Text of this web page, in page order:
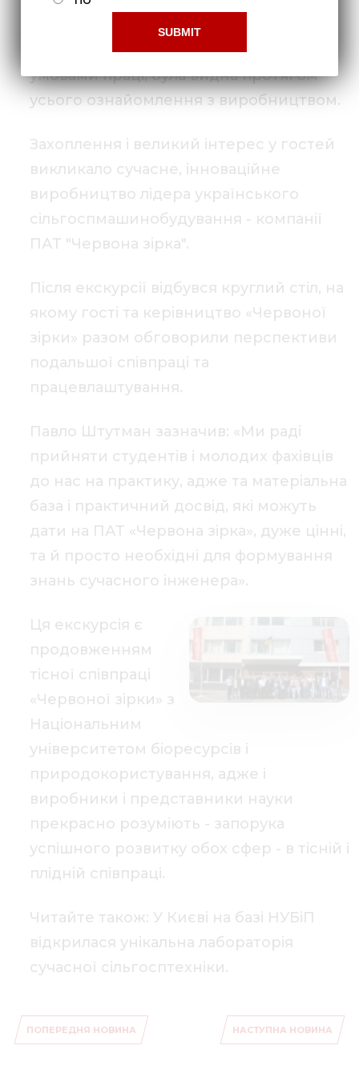
всьому - від початкових етапів
виробництва, обладнання, закінчуючи
умовами праці, була видна протягом
усього ознайомлення з виробництвом.
Захоплення і великий інтерес у гостей
викликало сучасне, інноваційне
виробництво лідера українського
сільгоспмашинобудування - компанії
ПАТ "Червона зірка".
Після екскурсії відбувся круглий стіл, на
якому гості та керівництво «Червоної
зірки» разом обговорили перспективи
подальшої співпраці та
працевлаштування.
Павло Штутман зазначив: «Ми раді
прийняти студентів і молодих фахівців
до нас на практику, адже та матеріальна
база і практичний досвід, які можуть
дати на ПАТ «Червона зірка», дуже цінні,
та й просто необхідні для формування
знань сучасного інженера».
Ця екскурсія є
продовженням
тісної співпраці
«Червоної зірки» з
Національним
університетом біоресурсів і
природокористування, адже і
виробники і представники науки
прекрасно розуміють - запорука
успішного розвитку обох сфер - в тісній і
плідній співпраці.
Читайте також: У Києві на базі НУБіП
відкрилася унікальна лабораторія
сучасної сільгосптехніки.
ПОПЕРЕДНЯ НОВИНА НАСТУПНА НОВИНА